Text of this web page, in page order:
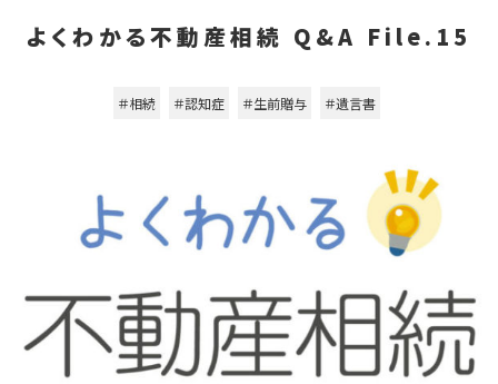
よくわかる不動産相続 Q&A File.15
＃相続 ＃認知症 ＃生前贈与 ＃遺言書